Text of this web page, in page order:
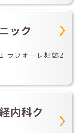
ック
ラフォーレ舞鶴2
内科ク